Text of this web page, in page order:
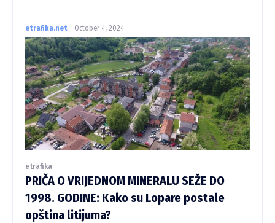
etrafika.net - October 4, 2024
etrafika
PRIČA O VRIJEDNOM MINERALU SEŽE DO
1998. GODINE: Kako su Lopare postale
opština litijuma?